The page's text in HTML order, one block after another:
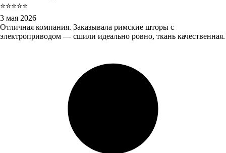
⭐⭐⭐⭐⭐
3 мая 2026
Отличная компания. Заказывала римские шторы с
электроприводом — сшили идеально ровно, ткань качественная.